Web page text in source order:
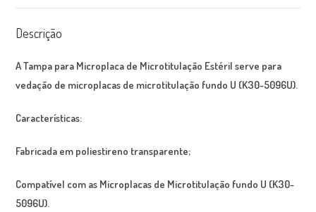
Descrição
A Tampa para Microplaca de Microtitulação Estéril serve para
vedação de microplacas de microtitulação fundo U (K30-5096U).
Características:
Fabricada em poliestireno transparente;
Compatível com as Microplacas de Microtitulação fundo U (K30-
5096U).